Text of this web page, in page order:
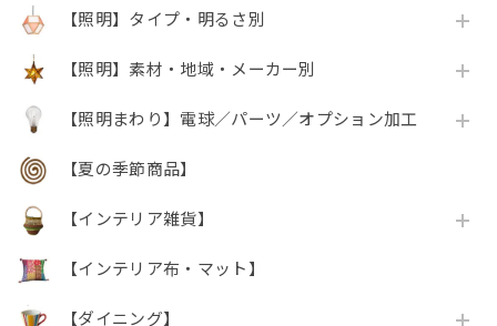
【照明】タイプ・明るさ別
【照明】素材・地域・メーカー別
【照明まわり】電球／パーツ／オプション加工
【夏の季節商品】
【インテリア雑貨】
【インテリア布・マット】
【ダイニング】